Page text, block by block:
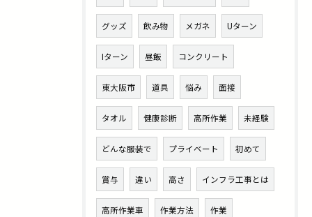
グッズ 飲み物 メガネ Uターン
Iターン 昼飯 コンクリート
東大阪市 道具 悩み 面接
タオル 健康診断 高所作業 未経験
どんな服装で プライベート 初めて
賞与 違い 高さ インフラ工事とは
高所作業車 作業方法 作業